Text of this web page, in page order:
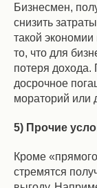
Бизнесмен,
снизить
такой
то, что для
потеря дохода.
досрочное
мораторий или
5) Прочие
Кроме
стремятся